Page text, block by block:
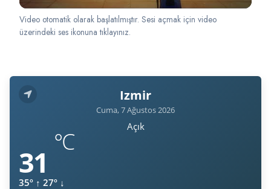
Video otomatik olarak başlatılmıştır. Sesi açmak için video
üzerindeki ses ikonuna tıklayınız.
Izmir
Cuma, 7 Ağustos 2026
Açık
31
°C
35º ↑ 27º ↓